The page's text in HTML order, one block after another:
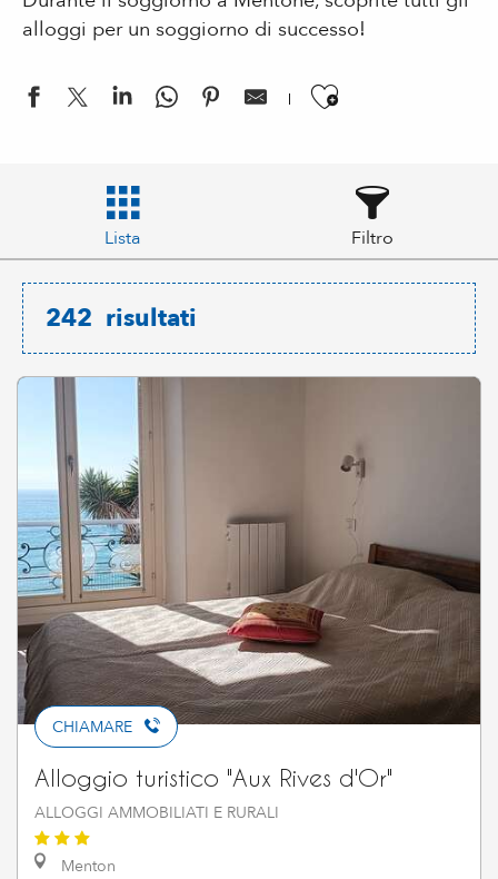
alloggi per un soggiorno di successo!
Ajouter
Lista Filtro
242 risultati
CHIAMARE
Alloggio turistico "Aux Rives d'Or"
ALLOGGI AMMOBILIATI E RURALI
Menton